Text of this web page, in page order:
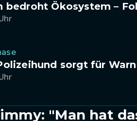
bedroht Ökosystem –
sorgt für
"Man hat